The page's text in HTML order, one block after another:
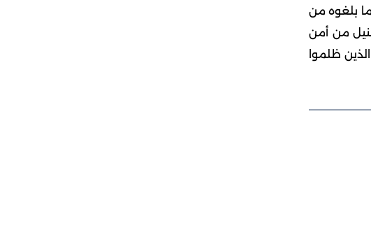
بلغوه من
من أمن
ظلموا